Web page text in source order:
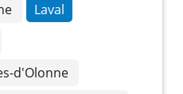
Laval
d'Olonne